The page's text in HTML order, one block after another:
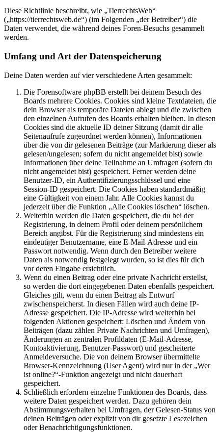
Diese Richtlinie beschreibt, wie „TierrechtsWeb“
(„https://tierrechtsweb.de“) (im Folgenden „der Betreiber“) die
Daten verwendet, die während deines Foren-Besuchs gesammelt
werden.
Umfang und Art der Datenspeicherung
Deine Daten werden auf vier verschiedene Arten gesammelt:
Die Forensoftware phpBB erstellt bei deinem Besuch des
Boards mehrere Cookies. Cookies sind kleine Textdateien, die
dein Browser als temporäre Dateien ablegt und die zwischen
den einzelnen Aufrufen des Boards erhalten bleiben. In diesen
Cookies sind die aktuelle ID deiner Sitzung (damit dir alle
Seitenaufrufe zugeordnet werden können), Informationen
über die von dir gelesenen Beiträge (zur Markierung dieser als
gelesen/ungelesen; sofern du nicht angemeldet bist) sowie
Informationen über deine Teilnahme an Umfragen (sofern du
nicht angemeldet bist) gespeichert. Ferner werden deine
Benutzer-ID, ein Authentifizierungsschlüssel und eine
Session-ID gespeichert. Die Cookies haben standardmäßig
eine Gültigkeit von einem Jahr. Alle Cookies kannst du
jederzeit über die Funktion „Alle Cookies löschen“ löschen.
Weiterhin werden die Daten gespeichert, die du bei der
Registrierung, in deinem Profil oder deinem persönlichem
Bereich angibst. Für die Registrierung sind mindestens ein
eindeutiger Benutzername, eine E-Mail-Adresse und ein
Passwort notwendig. Wenn durch den Betreiber weitere
Daten als notwendig festgelegt wurden, so ist dies für dich
vor deren Eingabe ersichtlich.
Wenn du einen Beitrag oder eine private Nachricht erstellst,
so werden die dort eingegebenen Daten ebenfalls gespeichert.
Gleiches gilt, wenn du einen Beitrag als Entwurf
zwischenspeicherst. In diesen Fällen wird auch deine IP-
Adresse gespeichert. Die IP-Adresse wird weiterhin bei
folgenden Aktionen gespeichert: Löschen und Ändern von
Beiträgen (dazu zählen Private Nachrichten und Umfragen),
Änderungen an zentralen Profildaten (E-Mail-Adresse,
Kontoaktivierung, Benutzer-Passwort) und gescheiterte
Anmeldeversuche. Die von deinem Browser übermittelte
Browser-Kennzeichnung (User Agent) wird nur in der „Wer
ist online?“-Funktion angezeigt und nicht dauerhaft
gespeichert.
Schließlich erfordern einzelne Funktionen des Boards, dass
weitere Daten gespeichert werden. Dazu gehören dein
Abstimmungsverhalten bei Umfragen, der Gelesen-Status von
deinen Beiträgen oder explizit von dir gesetzte Lesezeichen
oder Benachrichtigungsfunktionen.